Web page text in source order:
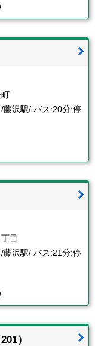
藤沢駅/ バス:20分:停
目
藤沢駅/ バス:21分:停
）